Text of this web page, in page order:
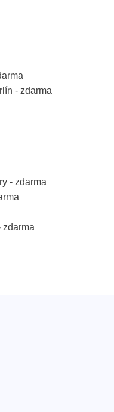
- zdarma
- zdarma
zdarma